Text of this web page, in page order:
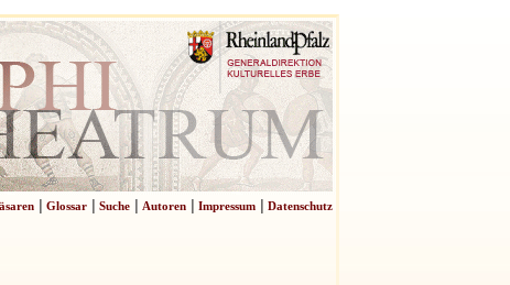
| Glossar| Suche| Autoren| Impressum| Datenschutz